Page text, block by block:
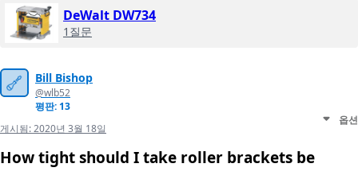
DeWalt DW734
1질문
Bill Bishop
@wlb52
평판: 13
게시됨:2020년 3월 18일
옵션
How tight should I take roller brackets be